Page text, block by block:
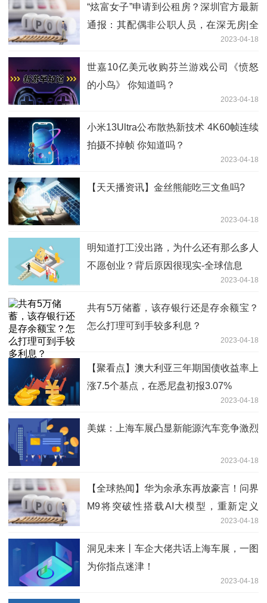
“炫富女子”申请到公租房？深圳官方最新
通报：其配偶非公职人员，在深无房|全
2023-04-18
世嘉10亿美元收购芬兰游戏公司《愤怒
的小鸟》 你知道吗？
2023-04-18
小米13Ultra公布散热新技术 4K60帧连续
拍摄不掉帧 你知道吗？
2023-04-18
【天天播资讯】金丝熊能吃三文鱼吗?
2023-04-18
明知道打工没出路，为什么还有那么多人
不愿创业？背后原因很现实-全球信息
2023-04-18
共有5万储蓄，该存银行还是存余额宝？
怎么打理可到手较多利息？
2023-04-18
【聚看点】澳大利亚三年期国债收益率上
涨7.5个基点，在悉尼盘初报3.07%
2023-04-18
美媒：上海车展凸显新能源汽车竞争激烈
2023-04-18
【全球热闻】华为余承东再放豪言！问界
M9将突破性搭载AI大模型，重新定义
2023-04-18
洞见未来丨车企大佬共话上海车展，一图
为你指点迷津！
2023-04-18